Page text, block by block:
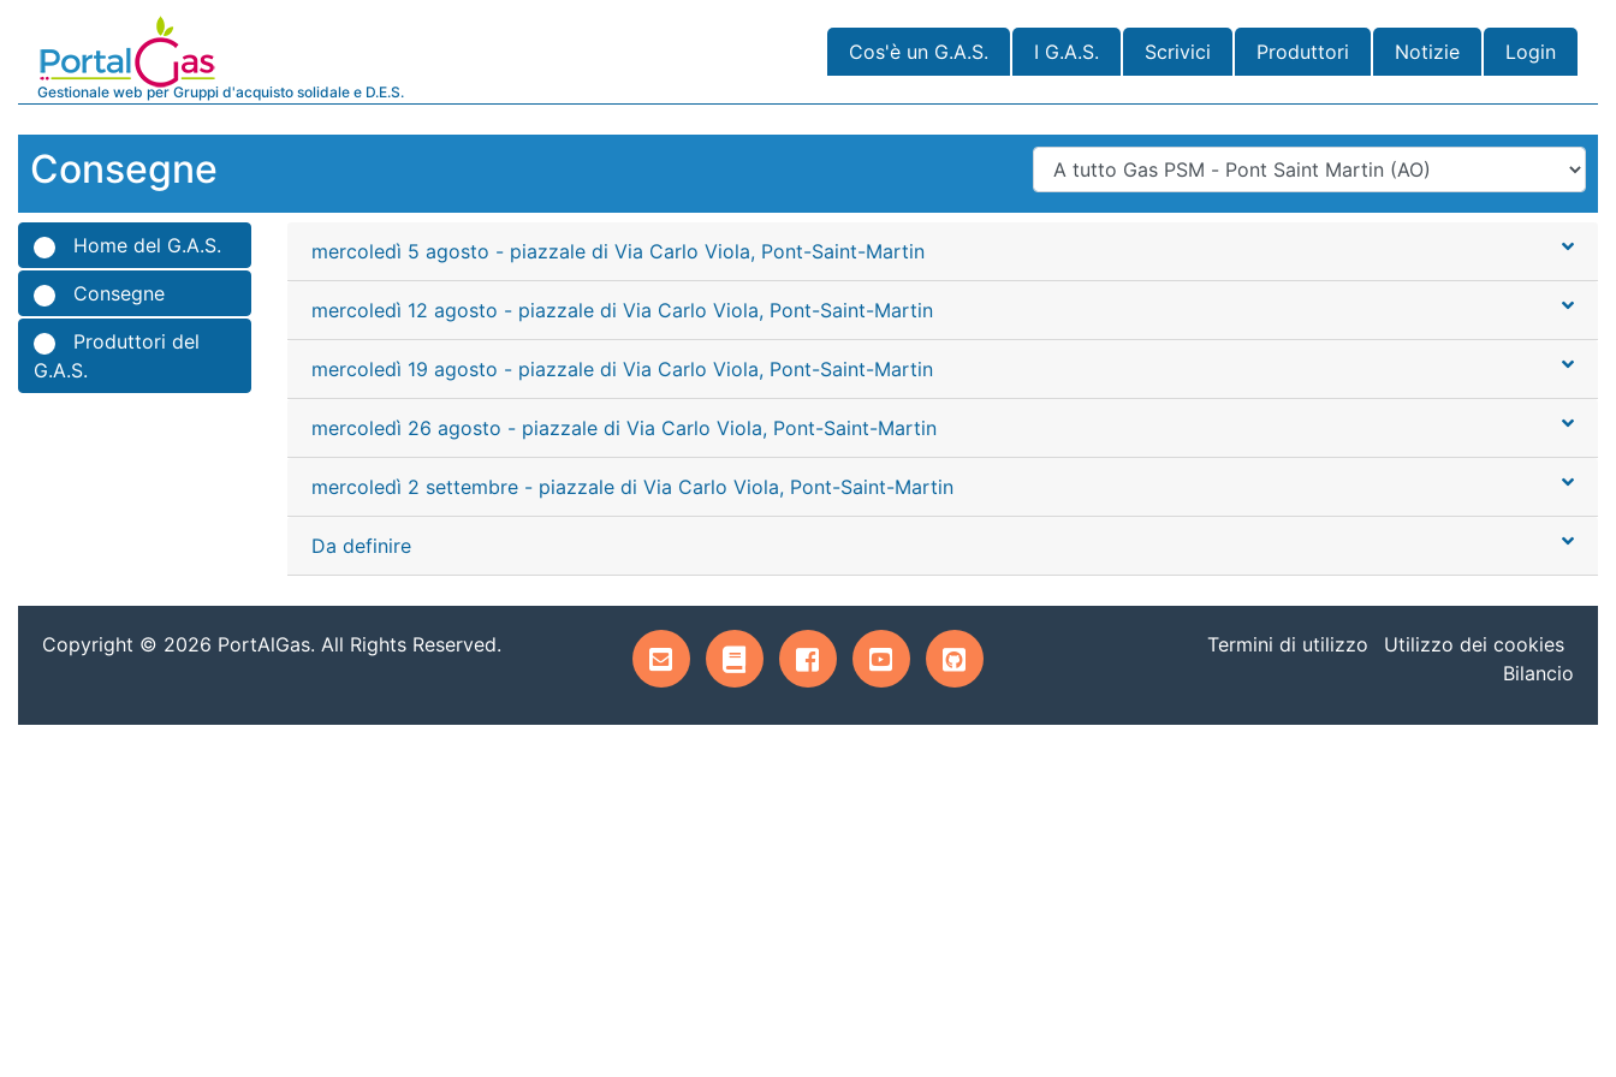
Gestionale web per Gruppi d'acquisto solidale e D.E.S.
Cos'è un G.A.S. I G.A.S. Scrivici Produttori Notizie Login
Consegne
Home del G.A.S.
Consegne
Produttori del
G.A.S.
mercoledì 5 agosto - piazzale di Via Carlo Viola, Pont-Saint-Martin
mercoledì 12 agosto - piazzale di Via Carlo Viola, Pont-Saint-Martin
mercoledì 19 agosto - piazzale di Via Carlo Viola, Pont-Saint-Martin
mercoledì 26 agosto - piazzale di Via Carlo Viola, Pont-Saint-Martin
mercoledì 2 settembre - piazzale di Via Carlo Viola, Pont-Saint-Martin
Da definire
Copyright © 2026 PortAlGas. All Rights Reserved. Termini di utilizzo
Utilizzo dei cookies
Bilancio